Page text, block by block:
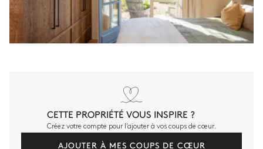
CETTE PROPRIÉTÉ VOUS INSPIRE ?
Créez votre compte pour l’ajouter à vos coups de cœur.
AJOUTER À MES COUPS DE CŒUR